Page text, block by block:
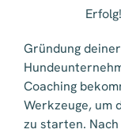
Erfolg!
Gründung
Coaching
Werkzeuge, um
zu starten.